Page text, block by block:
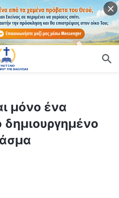
μόνο ένα
δημιουργημένο